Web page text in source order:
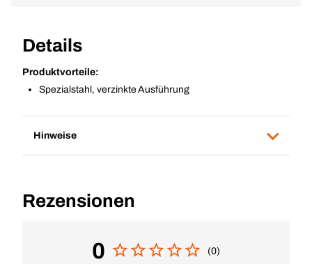
Details
Produktvorteile:
Spezialstahl, verzinkte Ausführung
Hinweise
Rezensionen
0 (0)